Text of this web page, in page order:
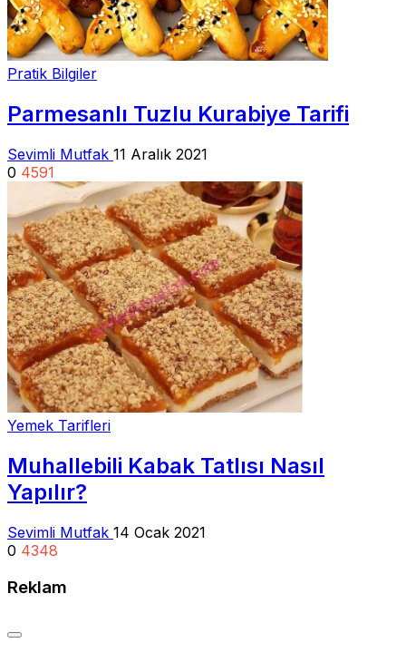
Pratik Bilgiler
Parmesanlı Tuzlu Kurabiye Tarifi
Sevimli Mutfak 11 Aralık 2021
0 4591
Yemek Tarifleri
Muhallebili Kabak Tatlısı Nasıl
Yapılır?
Sevimli Mutfak 14 Ocak 2021
0 4348
Reklam